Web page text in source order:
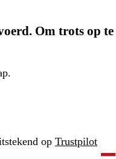
Om trots op te
op Trustpilot